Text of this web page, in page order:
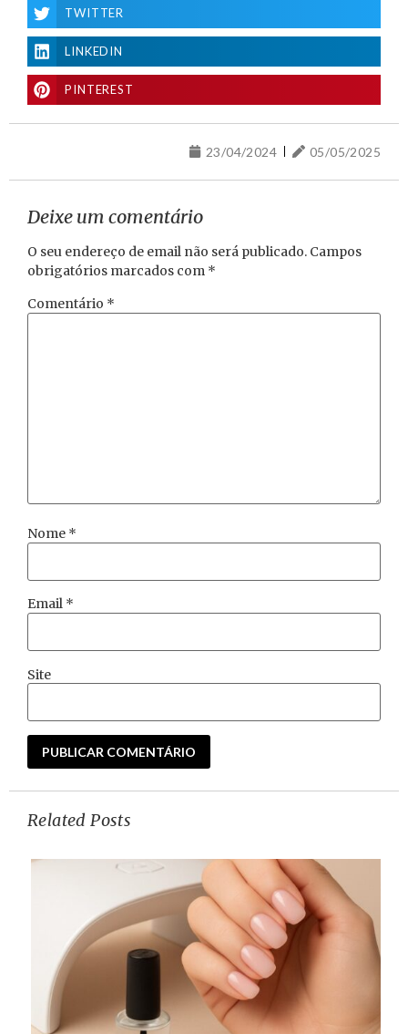
TWITTER
LINKEDIN
PINTEREST
23/04/2024 05/05/2025
Deixe um comentário
O seu endereço de email não será publicado. Campos
obrigatórios marcados com *
Comentário *
Nome *
Email *
Site
Related Posts